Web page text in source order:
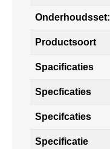
Onderhoudsset:
Productsoort
Spacificaties
Specficaties
Specifcaties
Specificatie